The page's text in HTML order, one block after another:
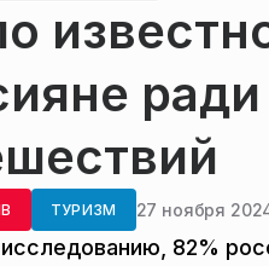
ТУРИЗМ 27 ноября
82%